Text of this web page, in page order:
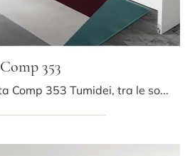
Comp 353
Con questa cameretta Comp 353 Tumidei, tra le soluzioni con letti a castello, potrai progettare stanze moderne per bambini.